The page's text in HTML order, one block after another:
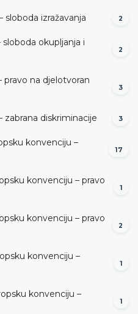
sloboda izražavanja 2
sloboda okupljanja i
2
pravo na djelotvoran
3
zabrana diskriminacije 3
konvenciju –
17
konvenciju – pravo
1
konvenciju – pravo
2
konvenciju –
1
konvenciju –
1